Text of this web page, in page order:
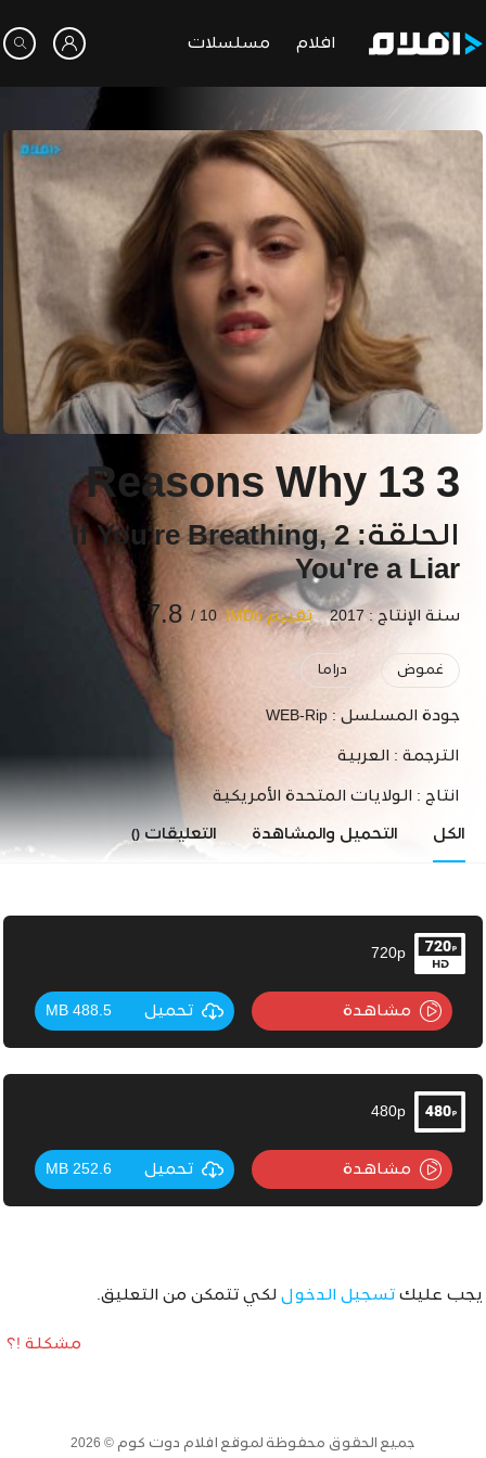
افلام مسلسلات
3 13 Reasons Why
الحلقة: 2 If You're Breathing,
You're a Liar
سنة الإنتاج : 2017 تقييم IMDb 10 /
7.8
غموض دراما
جودة المسلسل : WEB-Rip
الترجمة : العربية
انتاج : الولايات المتحدة الأمريكية
الكل التحميل والمشاهدة التعليقات ()
720p
مشاهدة تحميل 488.5 MB
480p
مشاهدة تحميل 252.6 MB
يجب عليك تسجيل الدخول لكي تتمكن من التعليق.
مشكلة !؟
جميع الحقوق محفوظة لموقع افلام دوت كوم © 2026